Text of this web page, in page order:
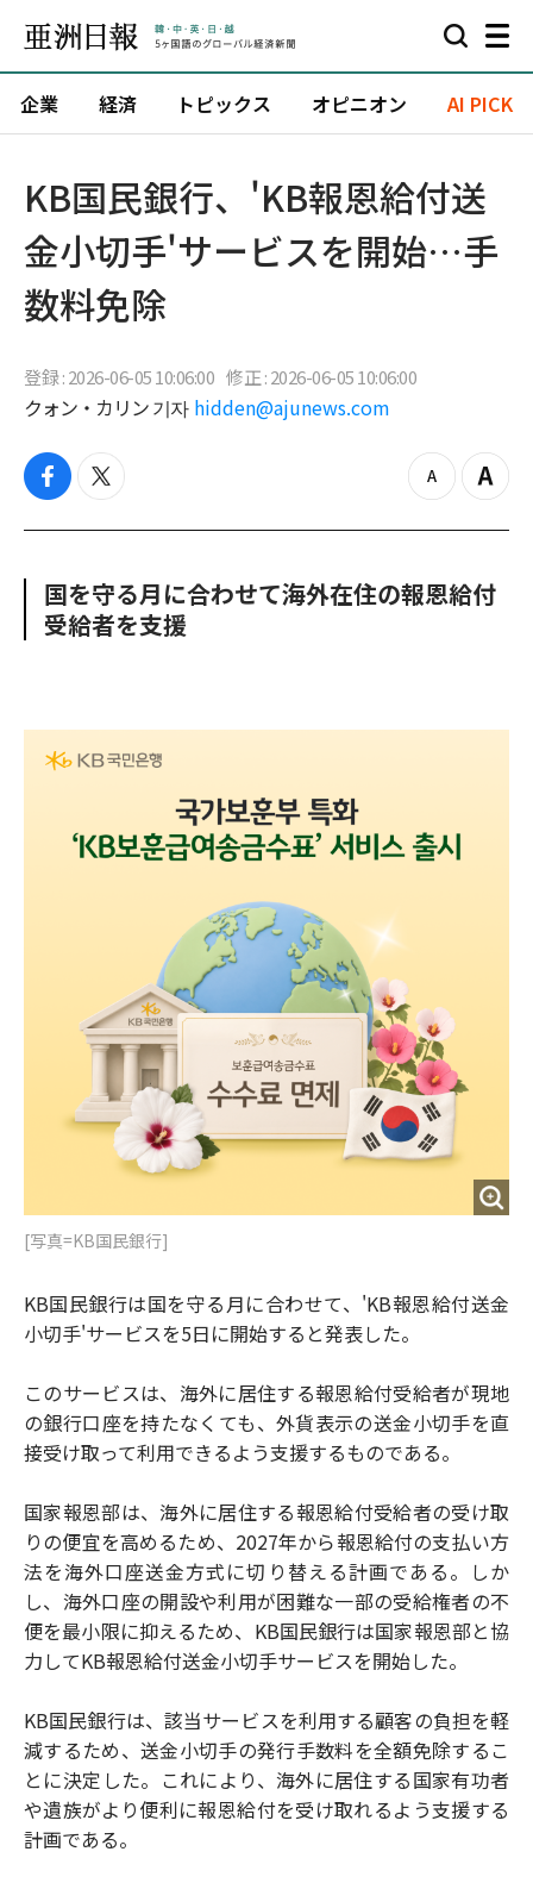
企業 経済 トピックス オピニオン AI PICK
KB国民銀行、'KB報恩給付送
金小切手'サービスを開始…手
数料免除
登録 : 2026-06-05 10:06:00 修正 : 2026-06-05 10:06:00
クォン・カリン 기자 hidden@ajunews.com
f
c
o
o
t
i
e
r
z
o
u
Z
o
n
国を守る月に合わせて海外在住の報恩給付
受給者を支援
[写真=KB国民銀行]
KB国民銀行は国を守る月に合わせて、'KB報恩給付送金
小切手'サービスを5日に開始すると発表した。
このサービスは、海外に居住する報恩給付受給者が現地
の銀行口座を持たなくても、外貨表示の送金小切手を直
接受け取って利用できるよう支援するものである。
国家報恩部は、海外に居住する報恩給付受給者の受け取
りの便宜を高めるため、2027年から報恩給付の支払い方
法を海外口座送金方式に切り替える計画である。しか
し、海外口座の開設や利用が困難な一部の受給権者の不
便を最小限に抑えるため、KB国民銀行は国家報恩部と協
力してKB報恩給付送金小切手サービスを開始した。
KB国民銀行は、該当サービスを利用する顧客の負担を軽
減するため、送金小切手の発行手数料を全額免除するこ
とに決定した。これにより、海外に居住する国家有功者
や遺族がより便利に報恩給付を受け取れるよう支援する
計画である。